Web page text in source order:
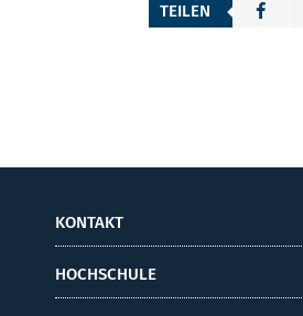
TEILEN
KONTAKT
HOCHSCHULE